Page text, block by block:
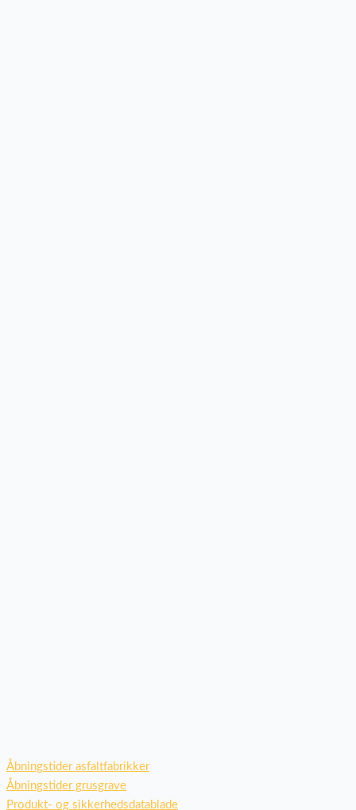
Åbningstider asfaltfabrikker
Åbningstider grusgrave
Produkt- og sikkerhedsdatablade